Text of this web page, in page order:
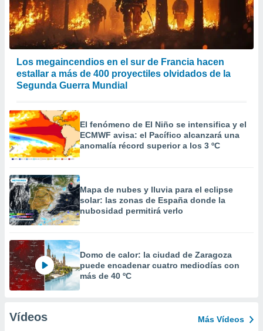
Los megaincendios en el sur de Francia hacen
estallar a más de 400 proyectiles olvidados de la
Segunda Guerra Mundial
El fenómeno de El Niño se intensifica y el
ECMWF avisa: el Pacífico alcanzará una
anomalía récord superior a los 3 ºC
Mapa de nubes y lluvia para el eclipse
solar: las zonas de España donde la
nubosidad permitirá verlo
Domo de calor: la ciudad de Zaragoza
puede encadenar cuatro mediodías con
más de 40 ºC
Vídeos Más Vídeos